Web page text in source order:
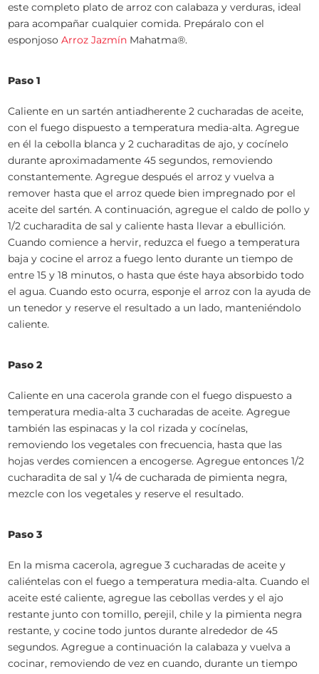
este completo plato de arroz con calabaza y verduras, ideal
para acompañar cualquier comida. Prepáralo con el
esponjosoArroz Jazmín Mahatma®.
Paso 1
Caliente en un sartén antiadherente 2 cucharadas de aceite,
con el fuego dispuesto a temperatura media-alta. Agregue
en él la cebolla blanca y 2 cucharaditas de ajo, y cocínelo
durante aproximadamente 45 segundos, removiendo
constantemente. Agregue después el arroz y vuelva a
remover hasta que el arroz quede bien impregnado por el
aceite del sartén. A continuación, agregue el caldo de pollo y
1/2 cucharadita de sal y caliente hasta llevar a ebullición.
Cuando comience a hervir, reduzca el fuego a temperatura
baja y cocine el arroz a fuego lento durante un tiempo de
entre 15 y 18 minutos, o hasta que éste haya absorbido todo
el agua. Cuando esto ocurra, esponje el arroz con la ayuda de
un tenedor y reserve el resultado a un lado, manteniéndolo
caliente.
Paso 2
Caliente en una cacerola grande con el fuego dispuesto a
temperatura media-alta 3 cucharadas de aceite. Agregue
también las espinacas y la col rizada y cocínelas,
removiendo los vegetales con frecuencia, hasta que las
hojas verdes comiencen a encogerse. Agregue entonces 1/2
cucharadita de sal y 1/4 de cucharada de pimienta negra,
mezcle con los vegetales y reserve el resultado.
Paso 3
En la misma cacerola, agregue 3 cucharadas de aceite y
caliéntelas con el fuego a temperatura media-alta. Cuando el
aceite esté caliente, agregue las cebollas verdes y el ajo
restante junto con tomillo, perejil, chile y la pimienta negra
restante, y cocine todo juntos durante alrededor de 45
segundos. Agregue a continuación la calabaza y vuelva a
cocinar, removiendo de vez en cuando, durante un tiempo